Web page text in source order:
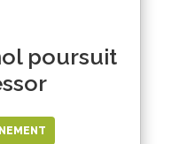
poursuit